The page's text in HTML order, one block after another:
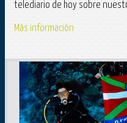
telediario de hoy sobre
Más información